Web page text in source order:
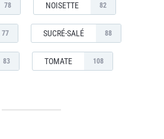
78 NOISETTE 82
77 SUCRÉ-SALÉ 88
83 TOMATE 108